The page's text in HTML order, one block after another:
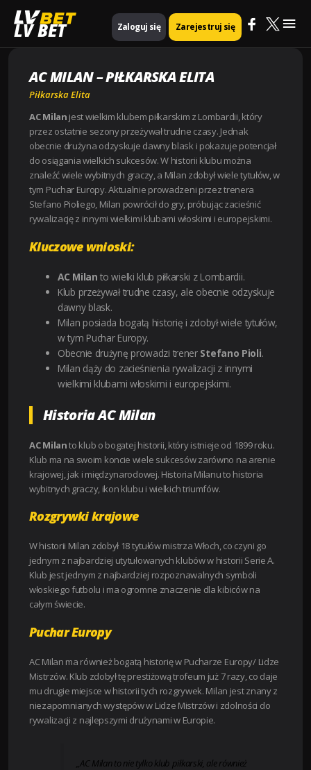
LV BET Zaloguj się Zarejestruj się
Strona główna Piłkarska Elita AC Milan – Piłkarska Elita
AC MILAN – PIŁKARSKA ELITA
Piłkarska Elita
AC Milan jest wielkim klubem piłkarskim z Lombardii, który
przez ostatnie sezony przeżywał trudne czasy. Jednak
obecnie drużyna odzyskuje dawny blask i pokazuje potencjał
do osiągania wielkich sukcesów. W historii klubu można
znaleźć wiele wybitnych graczy, a Milan zdobył wiele tytułów, w
tym Puchar Europy. Aktualnie prowadzeni przez trenera
Stefano Pioliego, Milan powrócił do gry, próbując zacieśnić
rywalizację z innymi wielkimi klubami włoskimi i europejskimi.
Kluczowe wnioski:
AC Milan to wielki klub piłkarski z Lombardii.
Klub przeżywał trudne czasy, ale obecnie odzyskuje
dawny blask.
Milan posiada bogatą historię i zdobył wiele tytułów,
w tym Puchar Europy.
Obecnie drużynę prowadzi trener Stefano Pioli.
Milan dąży do zacieśnienia rywalizacji z innymi
wielkimi klubami włoskimi i europejskimi.
Historia AC Milan
AC Milanto klub o bogatej historii, który istnieje od 1899 roku.
Klub ma na swoim koncie wiele sukcesów zarówno na arenie
krajowej, jak i międzynarodowej. Historia Milanu to historia
wybitnych graczy, ikon klubu i wielkich triumfów.
Rozgrywki krajowe
W historii Milan zdobył 18 tytułów mistrza Włoch, co czyni go
jednym z najbardziej utytułowanych klubów w historii Serie A.
Klub jest jednym z najbardziej rozpoznawalnych symboli
włoskiego futbolu i ma ogromne znaczenie dla kibiców na
całym świecie.
Puchar Europy
AC Milan ma również bogatą historię w Pucharze Europy/ Lidze
Mistrzów. Klub zdobył tę prestiżową trofeum już 7 razy, co daje
mu drugie miejsce w historii tych rozgrywek. Milan jest znany z
niezapomnianych występów w Lidze Mistrzów i zdolności do
rywalizacji z najlepszymi drużynami w Europie.
„AC Milan to nie tylko klub piłkarski, ale również